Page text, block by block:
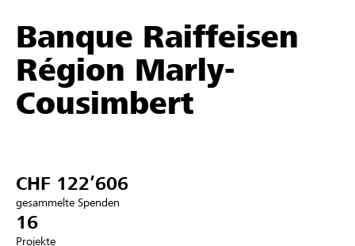
Hilfe & Support
Partner / Raiffeisenbank
Registrieren
Banque Raiffeisen
Région Marly-
Cousimbert
CHF 122’606
gesammelte Spenden
16
Projekte